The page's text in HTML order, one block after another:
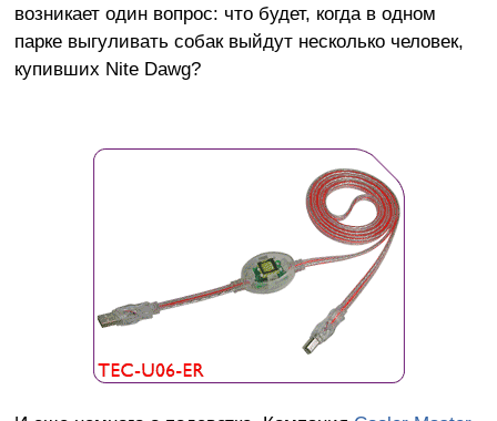
возникает один вопрос: что будет, когда в одном
парке выгуливать собак выйдут несколько человек,
купивших Nite Dawg?